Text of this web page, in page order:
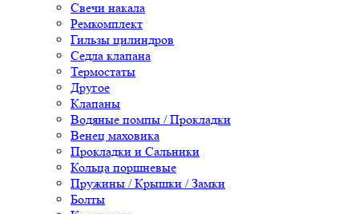
Свечи накала
Ремкомплект
Гильзы цилиндров
Седла клапана
Термостаты
Другое
Клапаны
Водяные помпы / Прокладки
Венец маховика
Прокладки и Сальники
Кольца поршневые
Пружины / Крышки / Замки
Болты